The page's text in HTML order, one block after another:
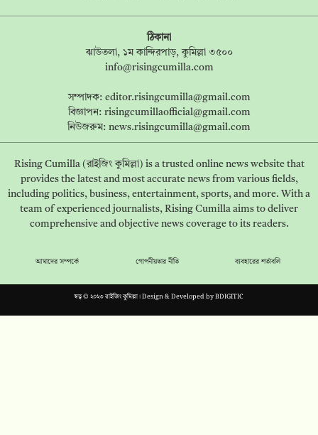
ঠিকানা
ঝাউতলা, ১ম কান্দিরপাড়, কুমিল্লা ৩৫০০
info@risingcumilla.com
সম্পাদক: editor.risingcumilla@gmail.com
বিজ্ঞাপন: risingcumillaofficial@gmail.com
নিউজরুম: news.risingcumilla@gmail.com
Rising Cumilla (রাইজিং কুমিল্লা) is a trusted online news website that
provides the latest and most accurate news from various fields,
including politics, business, entertainment, sports, and more. With a
team of experienced journalists, Rising Cumilla aims to deliver
comprehensive and objective news coverage to its readers.
আমাদের সম্পর্কে গোপনীয়তার নীতি ব্যবহারের শর্তাবলি
স্বত্ব © ২০২৩ রাইজিং কুমিল্লা। Design & Developed byBDIGITIC